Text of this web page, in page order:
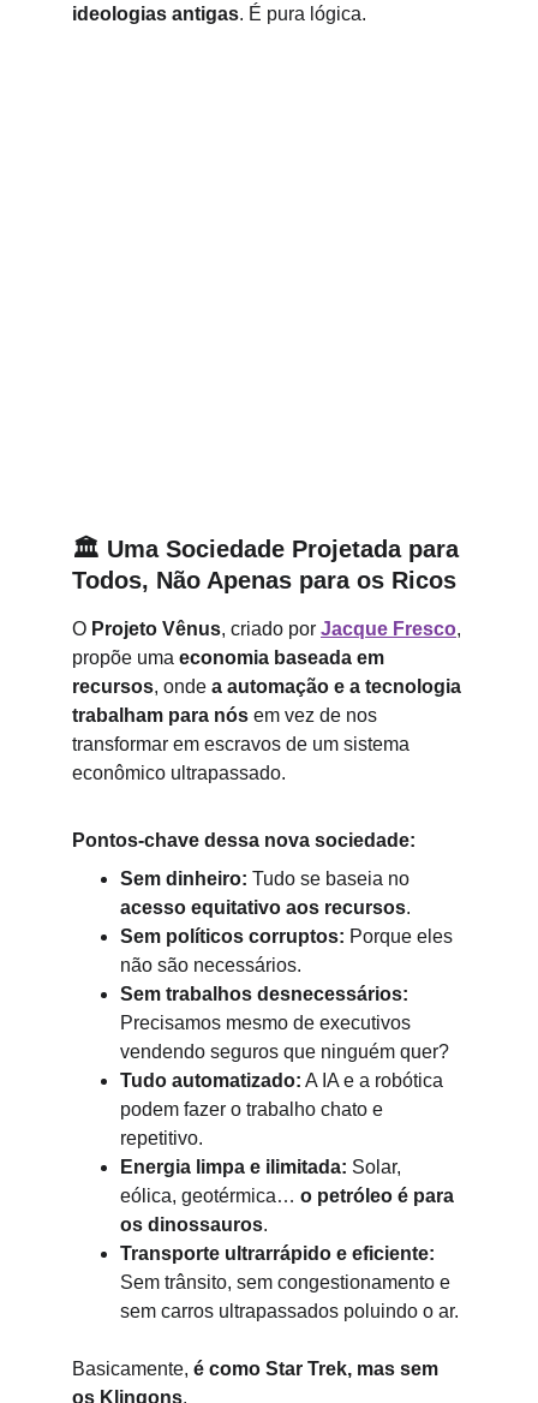
ideologias antigas. É pura lógica.
🏛 Uma Sociedade Projetada para
Todos, Não Apenas para os Ricos
O Projeto Vênus, criado por Jacque Fresco,
propõe uma economia baseada em
recursos, onde a automação e a tecnologia
trabalham para nós em vez de nos
transformar em escravos de um sistema
econômico ultrapassado.
Pontos-chave dessa nova sociedade:
Sem dinheiro: Tudo se baseia no
acesso equitativo aos recursos.
Sem políticos corruptos: Porque eles
não são necessários.
Sem trabalhos desnecessários:
Precisamos mesmo de executivos
vendendo seguros que ninguém quer?
Tudo automatizado: A IA e a robótica
podem fazer o trabalho chato e
repetitivo.
Energia limpa e ilimitada: Solar,
eólica, geotérmica… o petróleo é para
os dinossauros.
Transporte ultrarrápido e eficiente:
Sem trânsito, sem congestionamento e
sem carros ultrapassados poluindo o ar.
Basicamente, é como Star Trek, mas sem
os Klingons.